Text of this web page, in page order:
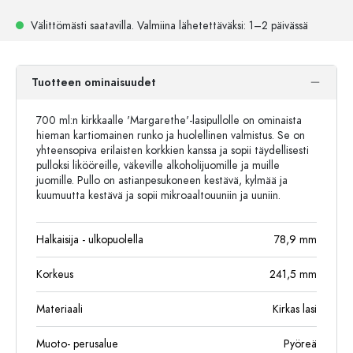
Välittömästi saatavilla. Valmiina lähetettäväksi: 1–2 päivässä
Tuotteen ominaisuudet
700 ml:n kirkkaalle 'Margarethe'-lasipullolle on ominaista
hieman kartiomainen runko ja huolellinen valmistus. Se on
yhteensopiva erilaisten korkkien kanssa ja sopii täydellisesti
pulloksi likööreille, väkeville alkoholijuomille ja muille
juomille. Pullo on astianpesukoneen kestävä, kylmää ja
kuumuutta kestävä ja sopii mikroaaltouuniin ja uuniin.
Halkaisija - ulkopuolella 78,9 mm
Korkeus 241,5 mm
Materiaali Kirkas lasi
Muoto- perusalue Pyöreä